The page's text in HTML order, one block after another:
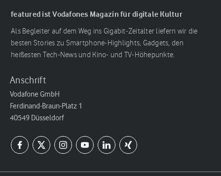
featured ist Vodafones Magazin für digitale Kultur
Als Begleiter auf dem Weg ins Gigabit-Zeitalter liefern wir die
besten Stories zu Smartphone-Highlights, Gadgets, den
heißesten Tech-News und Kino- und TV-Höhepunkte.
Anschrift
Vodafone GmbH
Ferdinand-Braun-Platz 1
40549 Düsseldorf